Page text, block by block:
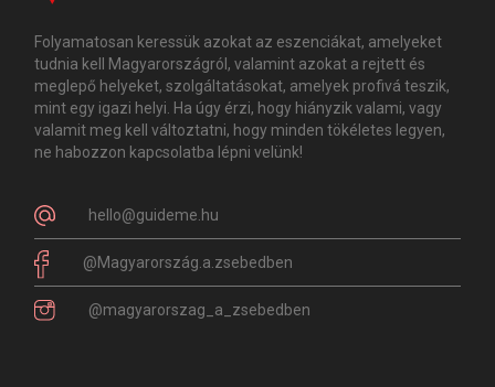
Folyamatosan keressük azokat az eszenciákat, amelyeket
tudnia kell Magyarországról, valamint azokat a rejtett és
meglepő helyeket, szolgáltatásokat, amelyek profivá teszik,
mint egy igazi helyi. Ha úgy érzi, hogy hiányzik valami, vagy
valamit meg kell változtatni, hogy minden tökéletes legyen,
ne habozzon kapcsolatba lépni velünk!
hello@guideme.hu
@Magyarország.a.zsebedben
@magyarorszag_a_zsebedben